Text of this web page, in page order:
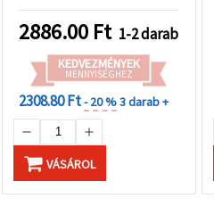
gyertyákhoz
2886.00 Ft 1-2 darab
KEDVEZMÉNYEK
MENNYISÉGHEZ
2308.80 Ft- 20 %3 darab +
VÁSÁROL